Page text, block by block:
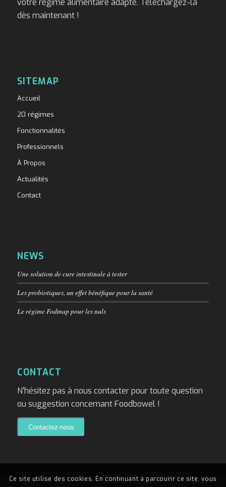
dès maintenant !
SITEMAP
Accueil
20 régimes
Fonctionnalités
Professionnels
À Propos
Actualités
Contact
NEWS
Une solution de cure intestinale à tester
Les probiotiques, un effet bénéfique pour la santé
Le régime Fodmap pour les nuls
CONTACT
N'hésitez pas à nous contacter pour toute question
ou suggestion concernant Foodbowel !
Ce site utilise des cookies. En continuant à parcourir ce site, vous